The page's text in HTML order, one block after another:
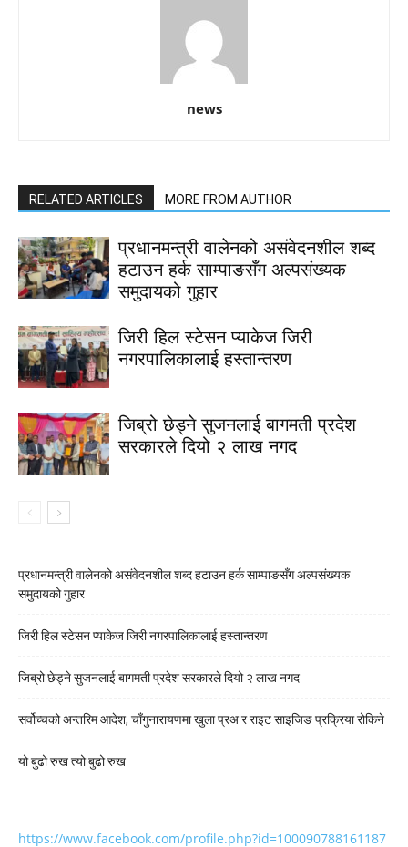
news
RELATED ARTICLES MORE FROM AUTHOR
प्रधानमन्त्री वालेनको असंवेदनशील शब्द
हटाउन हर्क साम्पाङसँग अल्पसंख्यक
समुदायको गुहार
जिरी हिल स्टेसन प्याकेज जिरी
नगरपालिकालाई हस्तान्तरण
जिब्रो छेड्ने सुजनलाई बागमती प्रदेश
सरकारले दियो २ लाख नगद
प्रधानमन्त्री वालेनको असंवेदनशील शब्द हटाउन हर्क साम्पाङसँग अल्पसंख्यक
समुदायको गुहार
जिरी हिल स्टेसन प्याकेज जिरी नगरपालिकालाई हस्तान्तरण
जिब्रो छेड्ने सुजनलाई बागमती प्रदेश सरकारले दियो २ लाख नगद
सर्वोच्चको अन्तरिम आदेश, चाँगुनारायणमा खुला प्रअ र राइट साइजिङ प्रक्रिया रोकिने
यो बुढो रुख त्यो बुढो रुख
https://www.facebook.com/profile.php?id=100090788161187